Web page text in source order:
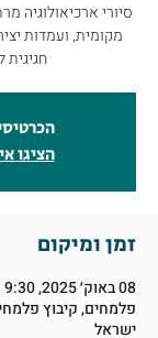
סיורי ארכיאולוגיה
מקומית, ועמדות
הציגו
זמן ומיקום
08 באוק׳ 2025, 9:30 – 13:30
פלמחים, קיבוץ
ישראל